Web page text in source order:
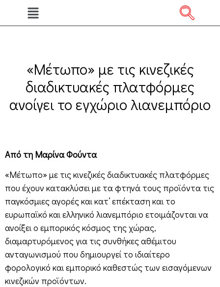
«Μέτωπο» με τις κινεζικές
διαδικτυακές πλατφόρμες
ανοίγει το εγχώριο λιανεμπόριο
Από τη Μαρίνα Φούντα
«Μέτωπο» με τις κινεζικές διαδικτυακές πλατφόρμες
που έχουν κατακλύσει με τα φτηνά τους προϊόντα τις
παγκόσμιες αγορές και κατ’ επέκταση και το
ευρωπαϊκό και ελληνικό λιανεμπόριο ετοιμάζονται να
ανοίξει ο εμπορικός κόσμος της χώρας,
διαμαρτυρόμενος για τις συνθήκες αθέμιτου
ανταγωνισμού που δημιουργεί το ιδιαίτερο
φορολογικό και εμπορικό καθεστώς των εισαγόμενων
κινεζικών προϊόντων.